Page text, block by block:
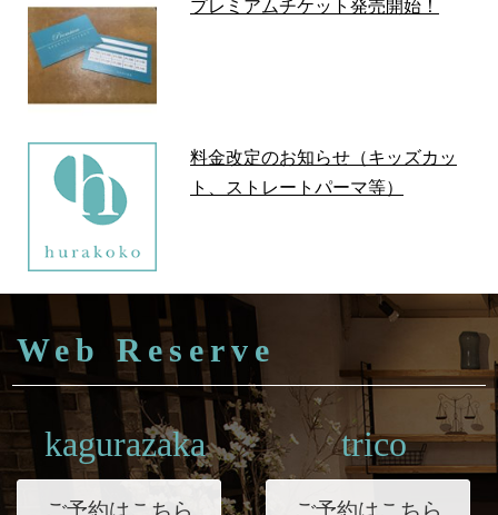
プレミアムチケット発売開始！
料金改定のお知らせ（キッズカッ
ト、ストレートパーマ等）
Web Reserve
kagurazaka
ご予約はこちら
trico
ご予約はこちら